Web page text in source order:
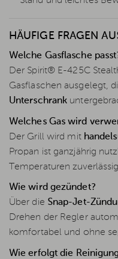
HÄUFIGE FRAGEN
Welche Gasflasche
Der Spirit® E-425C
Gasflaschen ausgelegt,
Unterschrank
Welches Gas wird
Der Grill wird mit
Propan ist ganzjährig
Temperaturen
Wie wird gezündet?
Über die Snap-Jet-
Drehen der Regler
komfortabel und ohne
Wie erfolgt die